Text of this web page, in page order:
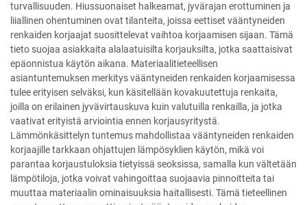
turvallisuuden. Hiussuonaiset halkeamat, jyvärajan erottuminen ja
liiallinen ohentuminen ovat tilanteita, joissa eettiset vääntyneiden
renkaiden korjaajat suosittelevat vaihtoa korjaamisen sijaan. Tämä
tieto suojaa asiakkaita alalaatuisilta korjauksilta, jotka saattaisivat
epäonnistua käytön aikana. Materiaalitieteellisen
asiantuntemuksen merkitys vääntyneiden renkaiden korjaamisessa
tulee erityisen selväksi, kun käsitellään kovakuutettuja renkaita,
joilla on erilainen jyvävirtauskuva kuin valutuilla renkailla, ja jotka
vaativat erityistä arviointia ennen korjausyritystä.
Lämmönkäsittelyn tuntemus mahdollistaa vääntyneiden renkaiden
korjaajille tarkkaan ohjattujen lämpösyklien käytön, mikä voi
parantaa korjaustuloksia tietyissä seoksissa, samalla kun vältetään
lämpötiloja, jotka voivat vahingoittaa suojaavia pinnoitteita tai
muuttaa materiaalin ominaisuuksia haitallisesti. Tämä tieteellinen